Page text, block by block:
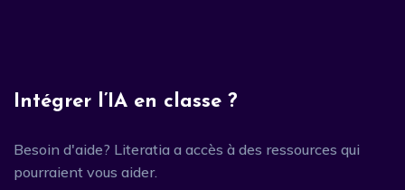
Intégrer l’IA en classe ?
Besoin d'aide? Literatia a accès à des ressources qui
pourraient vous aider.